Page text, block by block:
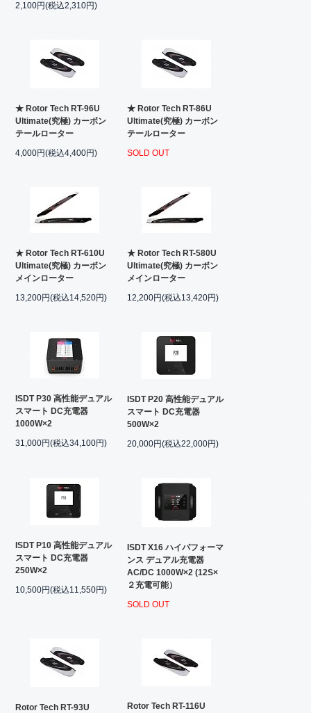
2,100円(税込2,310円)
★ Rotor Tech RT-96U
Ultimate(究極) カーボン
テールローター
4,000円(税込4,400円)
★ Rotor Tech RT-86U
Ultimate(究極) カーボン
テールローター
SOLD OUT
★ Rotor Tech RT-610U
Ultimate(究極) カーボン
メインローター
13,200円(税込14,520円)
★ Rotor Tech RT-580U
Ultimate(究極) カーボン
メインローター
12,200円(税込13,420円)
ISDT P30 高性能デュアル
スマート DC充電器
1000W×2
31,000円(税込34,100円)
ISDT P20 高性能デュアル
スマート DC充電器
500W×2
20,000円(税込22,000円)
ISDT P10 高性能デュアル
スマート DC充電器
250W×2
10,500円(税込11,550円)
ISDT X16 ハイパフォーマ
ンス デュアル充電器
AC/DC 1000W×2 (12S×
２充電可能）
SOLD OUT
Rotor Tech RT-93U
Rotor Tech RT-116U